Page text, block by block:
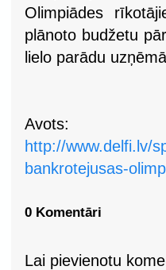
Olimpiādes
plānoto budžetu
lielo parādu
Avots:
http://www.delfi.lv/
bankrotejusas-
0 Komentāri
Lai pievienotu